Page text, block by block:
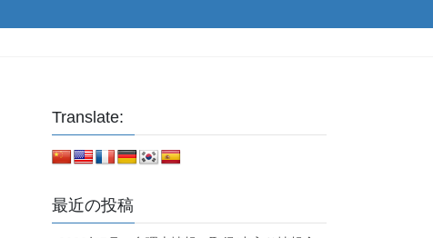
Translate:
最近の投稿